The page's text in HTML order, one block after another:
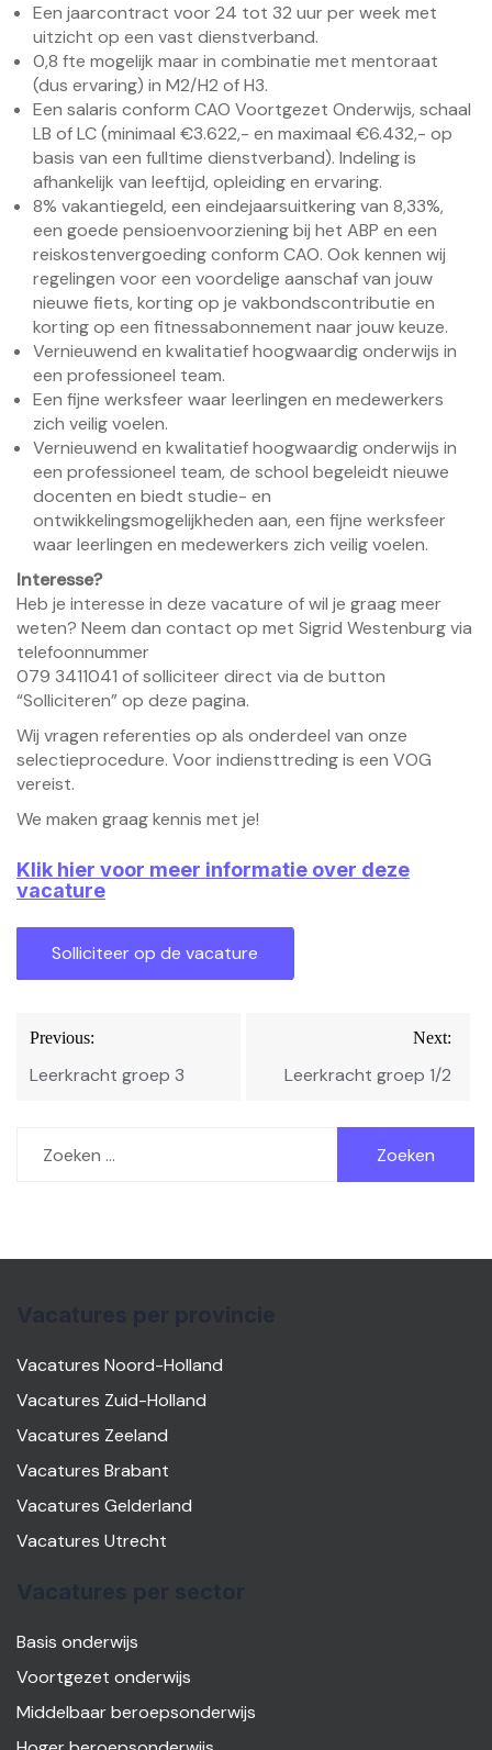
Een jaarcontract voor 24 tot 32 uur per week met
uitzicht op een vast dienstverband.
0,8 fte mogelijk maar in combinatie met mentoraat
(dus ervaring) in M2/H2 of H3.
Een salaris conform CAO Voortgezet Onderwijs, schaal
LB of LC (minimaal €3.622,- en maximaal €6.432,- op
basis van een fulltime dienstverband). Indeling is
afhankelijk van leeftijd, opleiding en ervaring.
8% vakantiegeld, een eindejaarsuitkering van 8,33%,
een goede pensioenvoorziening bij het ABP en een
reiskostenvergoeding conform CAO. Ook kennen wij
regelingen voor een voordelige aanschaf van jouw
nieuwe fiets, korting op je vakbondscontributie en
korting op een fitnessabonnement naar jouw keuze.
Vernieuwend en kwalitatief hoogwaardig onderwijs in
een professioneel team.
Een fijne werksfeer waar leerlingen en medewerkers
zich veilig voelen.
Vernieuwend en kwalitatief hoogwaardig onderwijs in
een professioneel team, de school begeleidt nieuwe
docenten en biedt studie- en
ontwikkelingsmogelijkheden aan, een fijne werksfeer
waar leerlingen en medewerkers zich veilig voelen.
Interesse?
Heb je interesse in deze vacature of wil je graag meer
weten? Neem dan contact op met Sigrid Westenburg via
telefoonnummer
079 3411041 of solliciteer direct via de button
“Solliciteren” op deze pagina.
Wij vragen referenties op als onderdeel van onze
selectieprocedure. Voor indiensttreding is een VOG
vereist.
We maken graag kennis met je!
Klik hier voor meer informatie over deze
vacature
Bericht
navigatie
Previous:
Leerkracht groep 3
Next:
Leerkracht groep 1/2
naar:
Vacatures Noord-Holland
Vacatures Zuid-Holland
Vacatures Zeeland
Vacatures Brabant
Vacatures Gelderland
Vacatures Utrecht
Basis onderwijs
Voortgezet onderwijs
Middelbaar beroepsonderwijs